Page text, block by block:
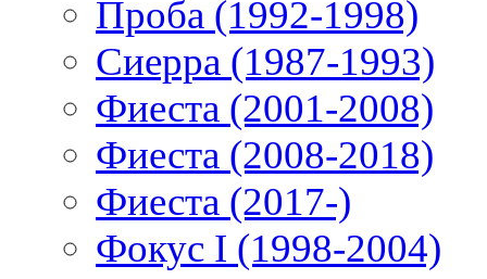
Проба (1992-1998)
Сиерра (1987-1993)
Фиеста (2001-2008)
Фиеста (2008-2018)
Фиеста (2017-)
Фокус I (1998-2004)